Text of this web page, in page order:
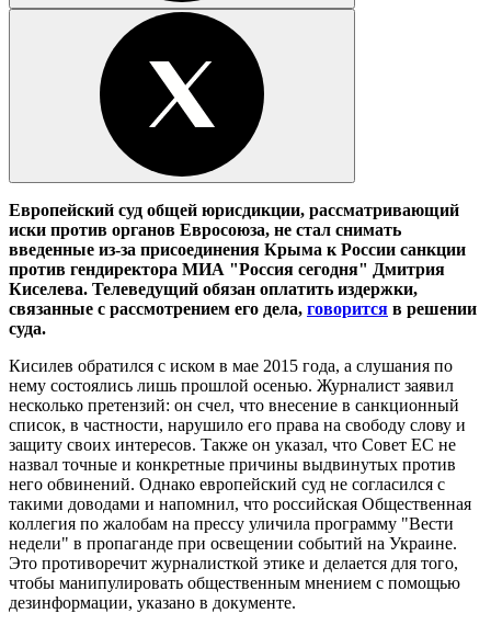
Европейский суд общей юрисдикции, рассматривающий
иски против органов Евросоюза, не стал снимать
введенные из-за присоединения Крыма к России санкции
против гендиректора МИА "Россия сегодня" Дмитрия
Киселева. Телеведущий обязан оплатить издержки,
связанные с рассмотрением его дела, говорится в решении
суда.
Кисилев обратился с иском в мае 2015 года, а слушания по
нему состоялись лишь прошлой осенью. Журналист заявил
несколько претензий: он счел, что внесение в санкционный
список, в частности, нарушило его права на свободу слову и
защиту своих интересов. Также он указал, что Совет ЕС не
назвал точные и конкретные причины выдвинутых против
него обвинений. Однако европейский суд не согласился с
такими доводами и напомнил, что российская Общественная
коллегия по жалобам на прессу уличила программу "Вести
недели" в пропаганде при освещении событий на Украине.
Это противоречит журналисткой этике и делается для того,
чтобы манипулировать общественным мнением с помощью
дезинформации, указано в документе.